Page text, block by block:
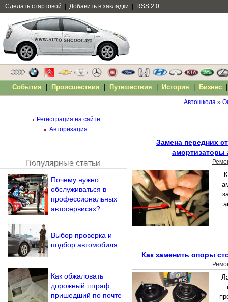
Автошкола»
Замена передних
амортизаторы
Как заменить опоры
Регистрация на сайте
Авторизация
Напомнить пароль?
Популярные статьи
Почему нужно
обслуживаться в
профессиональных
автосервисах?
Выбор проверка и
подбор автомобиля
Как обжаловать
дорожный штраф,
пришедший по почте
Сделать стартовой Добавить в закладки RSS 2.0
События Происшествия Путешествия История Бизнес